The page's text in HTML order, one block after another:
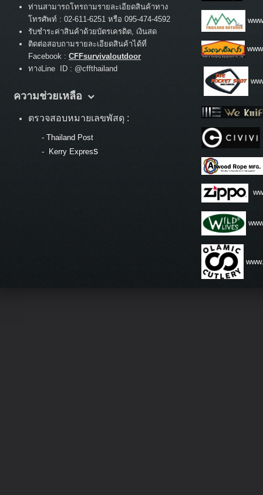
ท่านสามารถโทรถามรายละเอียดสินค้าทาง
โทรศัพท์ : 02-611-6251 หรือ 095-474-4592
รับชำระค่าสินค้าด้วยบัตรเครดิต, เงินสด
ติดต่อสอบถามรายละเอียดสินค้าได้ที่
Facebook : CFFsurvivaloutdoor
ทางLine ID : @cffthailand
ความช่วยเหลือ
ตรวจสอบหมายเลขพัสดุ :
- Thailand Post
-
Kerry Express